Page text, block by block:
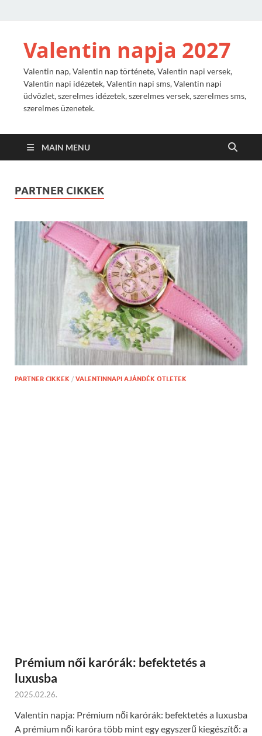
Valentin napja 2027
Valentin nap, Valentin nap története, Valentin napi versek,
Valentin napi idézetek, Valentin napi sms, Valentin napi
üdvözlet, szerelmes idézetek, szerelmes versek, szerelmes sms,
szerelmes üzenetek.
MAIN MENU
PARTNER CIKKEK
PARTNER CIKKEK / VALENTINNAPI AJÁNDÉK ÖTLETEK
Prémium női karórák: befektetés a
luxusba
2025.02.26.
Valentin napja: Prémium női karórák: befektetés a luxusba
A prémium női karóra több mint egy egyszerű kiegészítő: a